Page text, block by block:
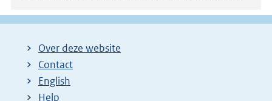
Over deze website
Contact
English
Help